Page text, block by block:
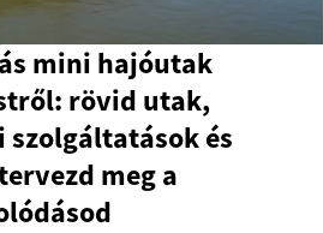
mini hajóutak
rövid utak,
szolgáltatások és
meg a